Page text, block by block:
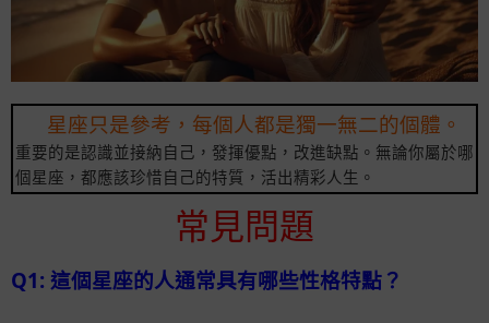
星座只是參考，每個人都是獨一無二的個體。
重要的是認識並接納自己，發揮優點，改進缺點。無論你屬於哪
個星座，都應該珍惜自己的特質，活出精彩人生。
常見問題
Q1: 這個星座的人通常具有哪些性格特點？